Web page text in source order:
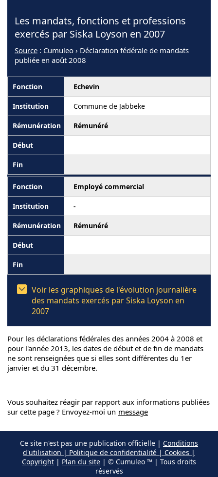
Les mandats, fonctions et professions
exercés par Siska Loyson en 2007
Source : Cumuleo › Déclaration fédérale de mandats
publiée en août 2008
Echevin
Commune de Jabbeke
Rémunéré
Employé commercial
-
Rémunéré
Voir les graphiques de l'évolution journalière
des mandats exercés par Siska Loyson en
2007
Pour les déclarations fédérales des années 2004 à 2008 et
pour l'année 2013, les dates de début et de fin de mandats
ne sont renseignées que si elles sont différentes du 1er
janvier et du 31 décembre.
Vous souhaitez réagir par rapport aux informations publiées
sur cette page ? Envoyez-moi un message
Ce site n'est pas une publication officielle | Conditions
d'utilisation | Politique de confidentialité | Cookies |
Copyright | Plan du site | © Cumuleo ™ | Tous droits
réservés